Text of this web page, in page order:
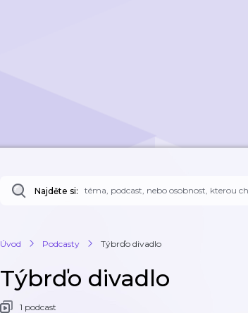
Najděte si:
Úvod Podcasty Týbrďo divadlo
Týbrďo divadlo
1 podcast